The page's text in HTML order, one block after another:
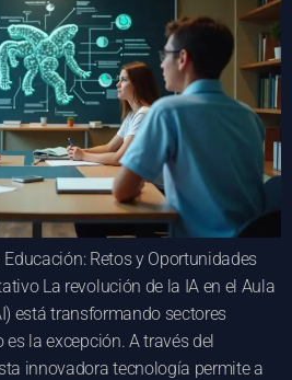
Retos y Oportunidades
La revolución de la IA en el Aula
está transformando sectores
la excepción. A través del
innovadora tecnología permite a